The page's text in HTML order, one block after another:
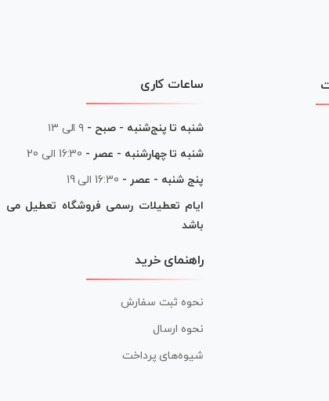
ساعات کاری
شنبه تا پنج‌شنبه - صبح - ۹ الی ۱۳
شنبه تا چهارشنبه - عصر - 16:30 الی 20
پنج شنبه - عصر - 16:30 الی 19
ایام تعطیلات رسمی فروشگاه تعطیل می
باشد
راهنمای خرید
نحوه ثبت سفارش
نحوه ارسال
شیوه‌های پرداخت